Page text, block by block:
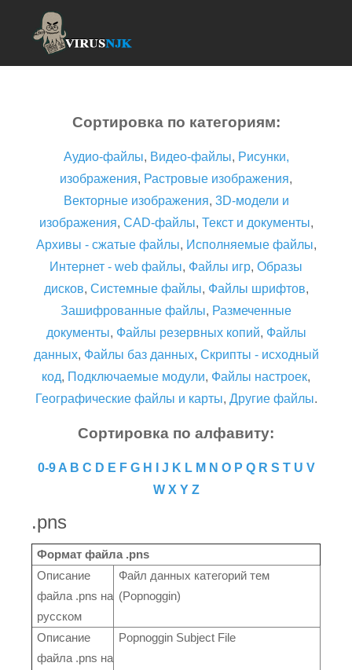
Сортировка по категориям:
Аудио-файлы, Видео-файлы, Рисунки,
изображения, Растровые изображения,
Векторные изображения, 3D-модели и
изображения, CAD-файлы, Текст и документы,
Архивы - сжатые файлы, Исполняемые файлы,
Интернет - web файлы, Файлы игр, Образы
дисков, Системные файлы, Файлы шрифтов,
Зашифрованные файлы, Размеченные
документы, Файлы резервных копий, Файлы
данных, Файлы баз данных, Скрипты - исходный
код, Подключаемые модули, Файлы настроек,
Географические файлы и карты, Другие файлы.
Сортировка по алфавиту:
0-9 A B C D E F G H J K L M N O P Q R S T U V
W X Y Z
.pns
Формат файла .pns
Описание
файла .pns на
русском
Файл данных категорий тем
(Popnoggin)
Описание
файла .pns на
Popnoggin Subject File